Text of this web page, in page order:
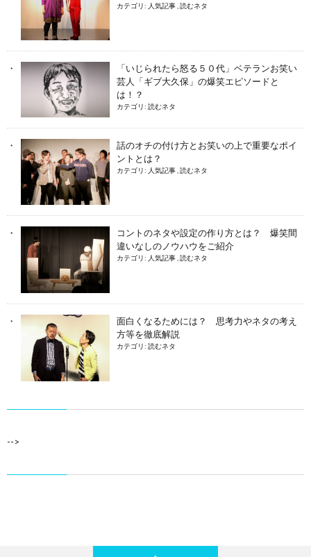
カテゴリ: 人気記事 読むネタ
「いじられたら怒る５０代」ベテランお笑い
芸人「ギブ大久保」の爆笑エピソードと
は！？
カテゴリ: 読むネタ
話のオチの付け方とお笑いの上で重要なポイ
ントとは？
カテゴリ: 人気記事 読むネタ
コントのネタや設定の作り方とは？ 爆笑間
違いなしのノウハウをご紹介
カテゴリ: 人気記事 読むネタ
面白くなるためには？ 思考力やネタの考え
方等を徹底解説
カテゴリ: 読むネタ
-->